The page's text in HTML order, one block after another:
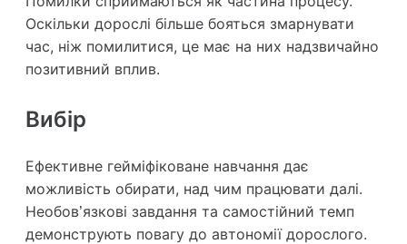
Оскільки дорослі більше бояться змарнувати
час, ніж помилитися, це має на них надзвичайно
позитивний вплив.
Вибір
Ефективне гейміфіковане навчання дає
можливість обирати, над чим працювати далі.
Необов’язкові завдання та самостійний темп
демонструють повагу до автономії дорослого.